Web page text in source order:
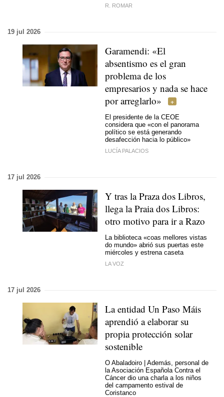
R. ROMAR
19 jul 2026
Garamendi: «El
absentismo es el gran
problema de los
empresarios y nada se hace
por arreglarlo»
El presidente de la CEOE
considera que «con el panorama
político se está generando
desafección hacia lo público»
LUCÍA PALACIOS
17 jul 2026
Y tras la Praza dos Libros,
llega la Praia dos Libros:
otro motivo para ir a Razo
La biblioteca «coas mellores vistas
do mundo» abrió sus puertas este
miércoles y estrena caseta
LA VOZ
17 jul 2026
La entidad Un Paso Máis
aprendió a elaborar su
propia protección solar
sostenible
O Abaladoiro | Además, personal de
la Asociación Española Contra el
Cáncer dio una charla a los niños
del campamento estival de
Coristanco